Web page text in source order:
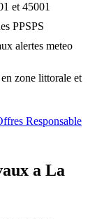
et 45001
PPSPS
alertes meteo
zone littorale et
Responsable
a La